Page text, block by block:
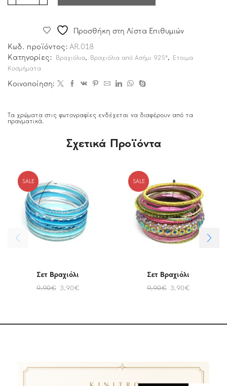
Προσθήκη στη Λίστα Επιθυμιών
Κωδ. προϊόντος: AR.018
Κατηγορίες:
Βραχιόλια, Βραχιόλια από Ασήμι 925°, Ετοιμα
Κοσμήματα
Κοινοποίηση:
Τα χρώματα στις φωτογραφίες ενδέχεται να διαφέρουν από τα
πραγματικά.
Σχετικά Προϊόντα
SALE
Σετ Βραχιόλι
9,90€ 3,90€
SALE
Σετ Βραχιόλι
9,90€ 3,90€